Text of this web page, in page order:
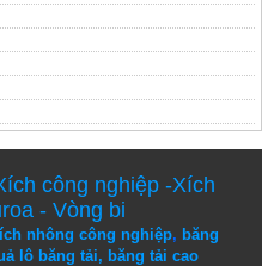
công nghiệp-Xích
- Vòng bi
nhông công nghiệp, băng
lô băng tải, băng tải cao